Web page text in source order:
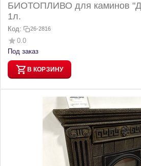
БИОТОПЛИВО для каминов
1л.
Код: 26-2816
0.0
Под заказ
В КОРЗИНУ